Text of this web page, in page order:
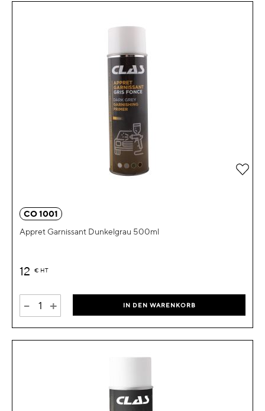
CO 1001
Appret Garnissant Dunkelgrau 500ml
12 € HT
- + IN DEN WARENKORB
Zur